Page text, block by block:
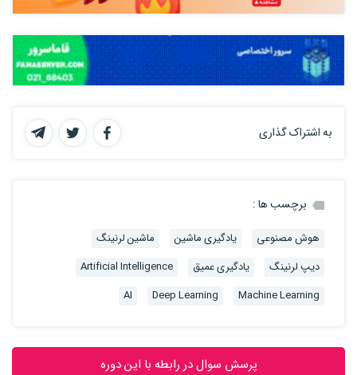
به اشتراک گذاری
برچسب ها :
هوش مصنوعی یادگیری ماشین
ماشین لرنینگ
دیپ لرنینگ
یادگیری عمیق
Artificial Intelligence
Machine Learning
Deep Learning
AI
پرسش سوال در رابطه با این دوره